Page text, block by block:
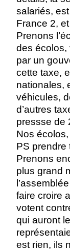
salariés,
France 2,
Prenons
des écolos,
par un
cette taxe,
nationales,
véhicules,
d’autres
pressse de
Nos
PS prendre
Prenons
plus grand
faire croire
votent
qui auront
est rien, ils